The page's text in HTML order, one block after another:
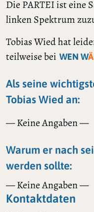
Die PARTEI ist eine
linken Spektrum
Tobias Wied hat
teilweise bei WEN WÄ
Als seine
Tobias Wied an:
— Keine Angaben —
Warum er nach
werden sollte:
— Keine Angaben —
Kontaktdaten